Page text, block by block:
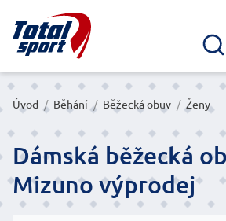
Úvod / Běhání / Běžecká obuv / Ženy
Dámská běžecká
Mizuno výprodej